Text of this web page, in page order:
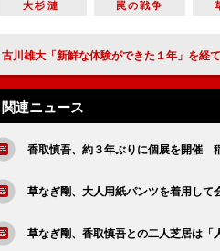
大杉漣 罠の戦争
古川雄大「新鮮な体験ができた１年」を経て「次に向かって一歩進んでいきたい」【
関連ニュース
香取慎吾、約３年ぶりに個展を開催
草なぎ剛、大人用紙パンツを着用し
草なぎ剛、香取慎吾との二人芝居は